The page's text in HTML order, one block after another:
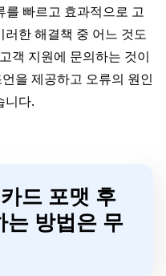
를 빠르고 효과적으로 고
한 해결책 중 어느 것도
객 지원에 문의하는 것이
을 제공하고 오류의 원인
니다.
드 포맷 후
는 방법은 무